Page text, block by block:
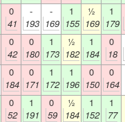
0
41
-
193
-
169
1
155
½
169
1
179
0
42
0
180
1
173
½
182
1
184
0
18
0
184
0
171
1
172
1
196
0
150
0
164
0
52
1
191
0
59
½
184
1
152
1
77